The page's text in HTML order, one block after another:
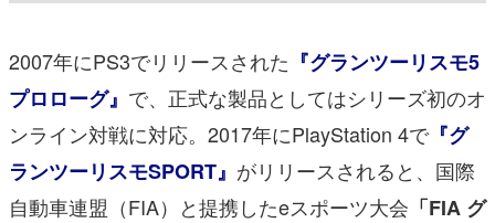
2007年にPS3でリリースされた 『グランツーリスモ5
プロローグ』 で、正式な製品としてはシリーズ初のオ
ンライン対戦に対応。2017年にPlayStation 4で『グ
ランツーリスモSPORT』 がリリースされると、国際
自動車連盟（FIA）と提携したeスポーツ大会 「FIA グ